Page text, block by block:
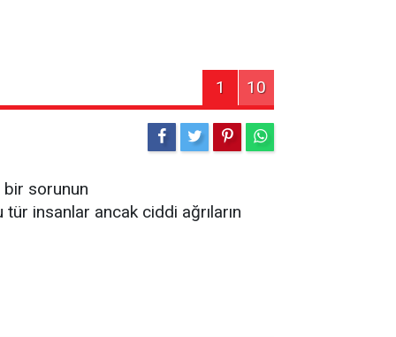
1 10
bir sorunun
insanlar ancak ciddi ağrıların